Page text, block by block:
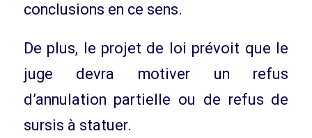
conclusions en ce sens.
De plus, le projet de loi prévoit que le
juge devra motiver un refus
d’annulation partielle ou de refus de
sursis à statuer.